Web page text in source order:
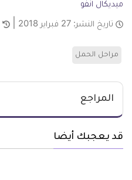
ميديكال انفو
تاريخ النشر: 27 فبراير 2018
مراحل الحمل
المراجع
قد يعجبك أيضا